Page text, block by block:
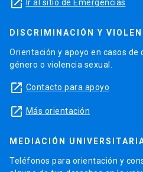
launch Ir al sitio de Emergencias
DISCRIMINACIÓN Y
Orientación y apoyo en casos de
género o violencia sexual.
launch Contacto para apoyo
launch Más orientación
MEDIACIÓN
Teléfonos para orientación y